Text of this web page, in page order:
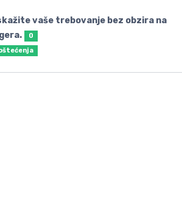
vaše trebovanje bez obzira na
0